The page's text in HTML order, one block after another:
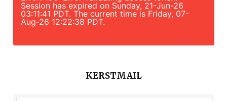
Session has expired on Sunday, 21-Jun-26
03:11:41 PDT. The current time is Friday, 07-
Aug-26 12:22:38 PDT.
KERSTMAIL